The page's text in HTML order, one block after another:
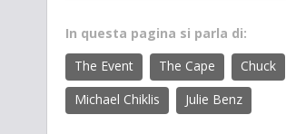
In questa pagina si parla di:
The Event
The Cape Chuck
Michael Chiklis
Julie Benz